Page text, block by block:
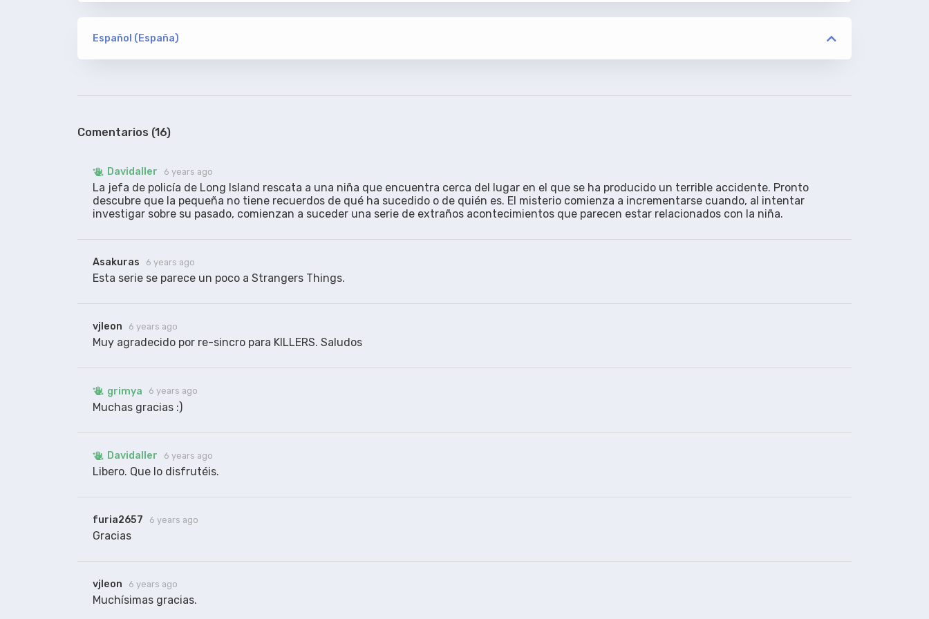
NTB/ION10/BAMBOOZLE
De Addic7ed, sin acotaciones.
Español (España)
NTB/ION10/BAMBOOZLE
100%
versión
RESINCRONIZADO
Los traducidos aquí, resincronizados con los tiempos de Addic7ed.
Comentarios (16)
Davidaller 6 years ago
La jefa de policía de Long Island rescata a una niña que encuentra cerca del lugar en el que se ha producido un terrible accidente. Pronto
descubre que la pequeña no tiene recuerdos de qué ha sucedido o de quién es. El misterio comienza a incrementarse cuando, al intentar
investigar sobre su pasado, comienzan a suceder una serie de extraños acontecimientos que parecen estar relacionados con la niña.
Asakuras 6 years ago
Esta serie se parece un poco a Strangers Things.
vjleon 6 years ago
Muy agradecido por re-sincro para KILLERS. Saludos
grimya 6 years ago
Muchas gracias :)
Davidaller 6 years ago
Libero. Que lo disfrutéis.
furia2657 6 years ago
Gracias
vjleon 6 years ago
Muchísimas gracias.